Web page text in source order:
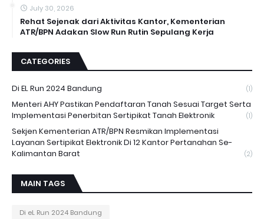
July 30, 2026
Rehat Sejenak dari Aktivitas Kantor, Kementerian
ATR/BPN Adakan Slow Run Rutin Sepulang Kerja
CATEGORIES
Di EL Run 2024 Bandung (1)
Menteri AHY Pastikan Pendaftaran Tanah Sesuai Target Serta
Implementasi Penerbitan Sertipikat Tanah Elektronik
(1)
Sekjen Kementerian ATR/BPN Resmikan Implementasi
Layanan Sertipikat Elektronik Di 12 Kantor Pertanahan Se-
Kalimantan Barat
(2)
MAIN TAGS
Di eL Run 2024 Bandung